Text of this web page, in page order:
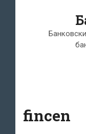
содержимому
fincen